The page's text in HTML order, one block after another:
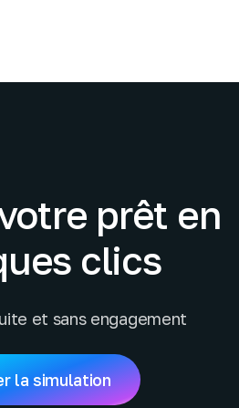
prêt en
clics
et sans engagement
la simulation